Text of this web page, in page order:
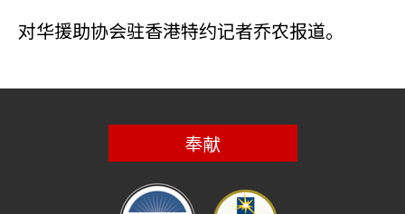
对华援助协会驻香港特约记者乔农报道。
奉献